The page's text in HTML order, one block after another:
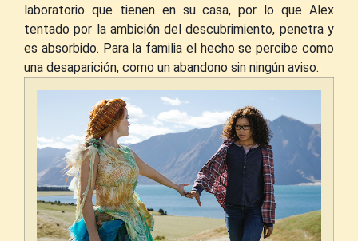
laboratorio que tienen en su casa, por lo que Alex
tentado por la ambición del descubrimiento, penetra y
es absorbido. Para la familia el hecho se percibe como
una desaparición, como un abandono sin ningún aviso.